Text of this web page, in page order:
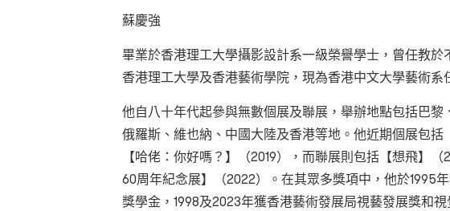
蘇慶強
畢業於香港理工大學攝影設計系一級榮譽學士，曾任教於
香港理工大學及香港藝術學院，現為香港中文大學藝術系
他自八十年代起參與無數個展及聯展，舉辦地點包括巴黎
俄羅斯、維也納、中國大陸及香港等地。他近期個展包括
【哈佬：你好嗎？】（2019），而聯展則包括【想飛】
60周年紀念展】（2022）。在其眾多獎項中，他於1995
獎學金，1998及2023年獲香港藝術發展局視藝發展獎和